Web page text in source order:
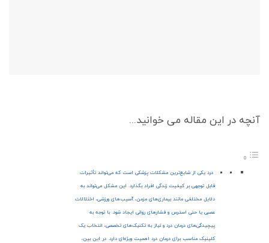
آنچه در این مقاله می خوانید...
درد یکی از شایع‌ترین مشکلات پزشکی است که می‌تواند تأثیرات
قابل توجهی بر کیفیت زندگی افراد بگذارد. این مشکل می‌تواند به
دلایل مختلفی مانند بیماری‌های مزمن، آسیب‌های ورزشی، اختلالات
عصبی یا حتی استرس و فشارهای روانی ایجاد شود. با توجه به
پیچیدگی‌های درمان درد و نیاز به تکنیک‌های تخصصی، انتخاب یک
کلینیک مناسب برای درمان درد اهمیت ویژه‌ای دارد. در این بین،